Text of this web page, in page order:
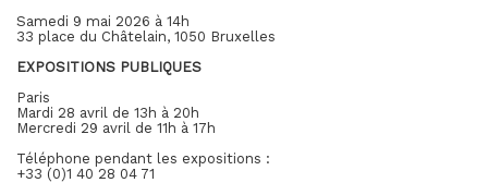
Samedi 9 mai 2026 à 14h
33 place du Châtelain, 1050 Bruxelles
EXPOSITIONS PUBLIQUES
Paris
Mardi 28 avril de 13h à 20h
Mercredi 29 avril de 11h à 17h
Téléphone pendant les expositions :
+33 (0)1 40 28 04 71